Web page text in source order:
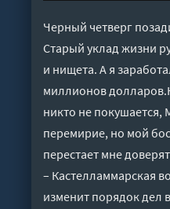
Черный четверг
Старый уклад жизни
и нищета. А я
миллионов
никто не
перемирие, но мой
перестает мне
– Кастелламмарская
изменит порядок дел